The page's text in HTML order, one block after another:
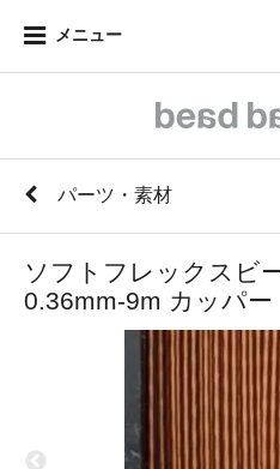
メニュー
パーツ・素材
ソフトフレックスビ
0.36mm-9m カッパー